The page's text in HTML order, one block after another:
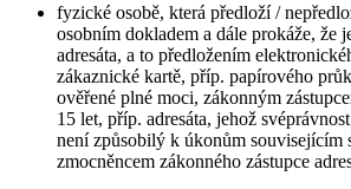
fyzické osobě, která předloží /
osobním dokladem a dále prokáže, že
adresáta, a to předložením
zákaznické kartě, příp. papírového
ověřené plné moci, zákonným
15 let, příp. adresáta, jehož
není způsobilý k úkonům souvisejícím
zmocněncem zákonného zástupce